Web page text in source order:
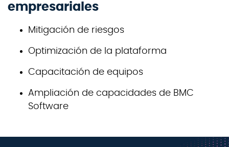
empresariales
Mitigación de riesgos
Optimización de la plataforma
Capacitación de equipos
Ampliación de capacidades de BMC
Software